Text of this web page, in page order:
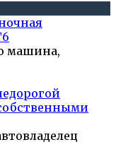
машина,